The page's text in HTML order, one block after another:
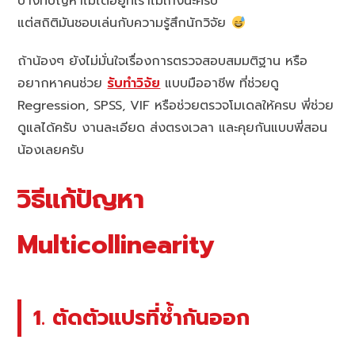
แต่สถิติมันชอบเล่นกับความรู้สึกนักวิจัย
ถ้าน้องๆ ยังไม่มั่นใจเรื่องการตรวจสอบสมมติฐาน หรือ
อยากหาคนช่วยรับทำวิจัยแบบมืออาชีพ ที่ช่วยดู
Regression, SPSS, VIF หรือช่วยตรวจโมเดลให้ครบ พี่ช่วย
ดูแลได้ครับ งานละเอียด ส่งตรงเวลา และคุยกันแบบพี่สอน
น้องเลยครับ
วิธีแก้ปัญหา
Multicollinearity
1. ตัดตัวแปรที่ซ้ำกันออก